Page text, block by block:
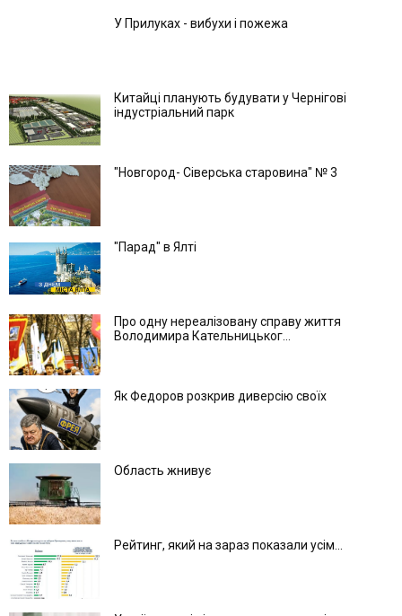
У Прилуках - вибухи і пожежа
Китайці планують будувати у Чернігові
індустріальний парк
"Новгород- Сіверська старовина" № 3
"Парад" в Ялті
Про одну нереалізовану справу життя
Володимира Кательницьког...
Як Федоров розкрив диверсію своїх
Область жнивує
Рейтинг, який на зараз показали усім...